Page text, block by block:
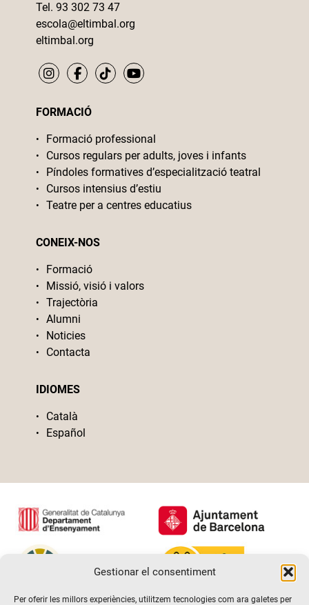
Gestionar el consentiment
Per oferir les millors experiències, utilitzem tecnologies com ara galetes per
Tel. 93 302 73 47
escola@eltimbal.org
eltimbal.org
FORMACIÓ
Formació professional
Cursos regulars per adults, joves i infants
Píndoles formatives d’especialització teatral
Cursos intensius d’estiu
Teatre per a centres educatius
CONEIX-NOS
Formació
Missió, visió i valors
Trajectòria
Alumni
Noticies
Contacta
IDIOMES
Català
Español